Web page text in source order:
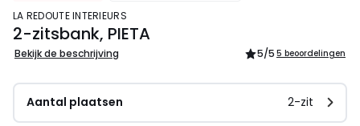
LA REDOUTE INTERIEURS
2-zitsbank, PIETA
Bekijk de beschrijving 5/5 5 beoordelingen
Aantal plaatsen 2-zit